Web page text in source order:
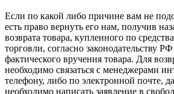
Если по какой либо причине вам не
есть право вернуть его нам, получив
возврата товара, купленного по
торговли, согласно законодательству
фактического вручения товара. Для
необходимо связаться с менеджерами
телефону, либо по электронной почте,
необходимо написать заявление в